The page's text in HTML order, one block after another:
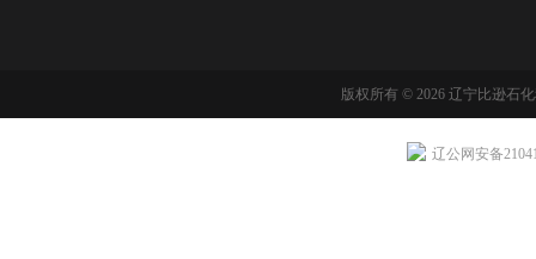
版权所有 © 2026 辽宁比逊石
辽公网安备